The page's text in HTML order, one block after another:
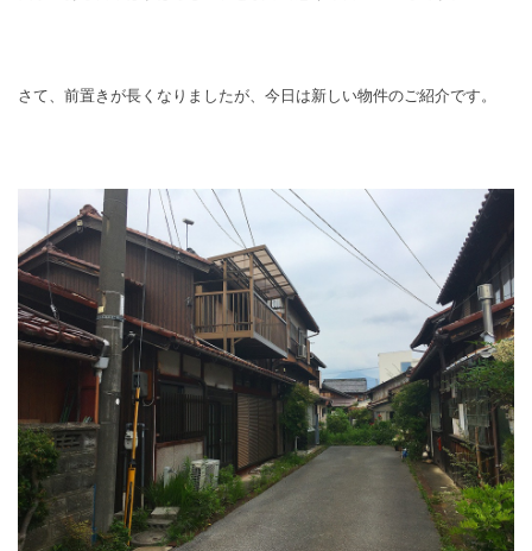
さて、前置きが長くなりましたが、今日は新しい物件のご紹介です。